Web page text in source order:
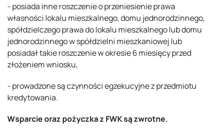
- posiada inne roszczenie o przeniesienie prawa
własności lokalu mieszkalnego, domu jednorodzinnego,
spółdzielczego prawa do lokalu mieszkalnego lub domu
jednorodzinnego w spółdzielni mieszkaniowej lub
posiadał takie roszczenie w okresie 6 miesięcy przed
złożeniem wniosku,
- prowadzone są czynności egzekucyjne z przedmiotu
kredytowania.
Wsparcie oraz pożyczka z FWK są zwrotne.